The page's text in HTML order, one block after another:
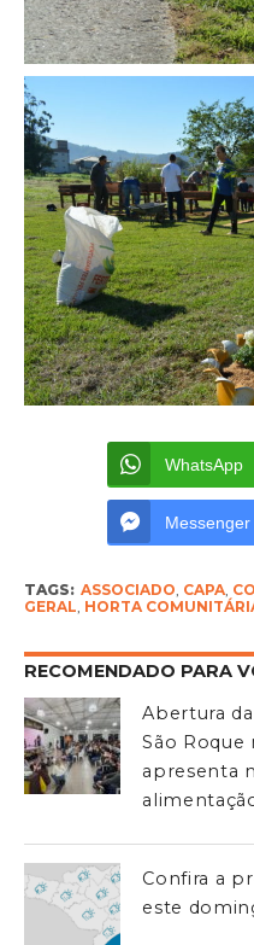
WhatsApp
Messenger
TAGS: ASSOCIADO CAPA,
GERAL HORTA
RECOMENDADO PARA
Abertura
São Roque
apresenta
Confira a
este